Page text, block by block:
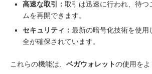
高速な取引： 取引は迅速に行われ、待つ
ムを再開できます。
セキュリティ： 最新の暗号化技術を使用
全が確保されています。
これらの機能は、 ベガウォレットの使用を